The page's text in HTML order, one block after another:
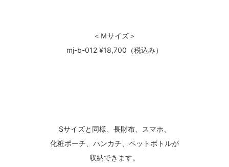
＜Ｍサイズ＞
mj-b-012 ¥18,700（税込み）
Sサイズと同様、長財布、スマホ、
化粧ポーチ、ハンカチ、ペットボトルが
収納できます。